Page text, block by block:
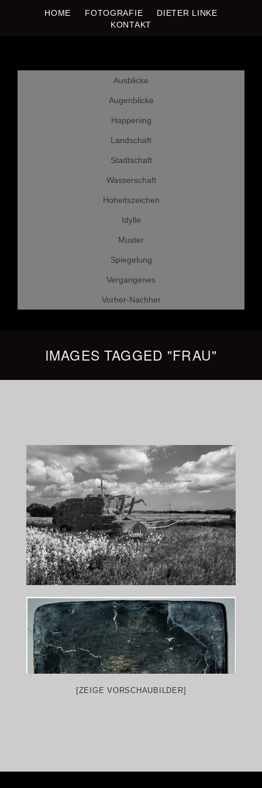
HOME FOTOGRAFIE
DIETER LINKE
KONTAKT
DIETER LINKE
Ausblicke
Augenblicke
Happening
Landschaft
Stadtschaft
Wasserschaft
Hoheitszeichen
Idylle
Muster
Spiegelung
Vergangenes
Vorher-Nachher
IMAGES TAGGED "FRAU"
[ZEIGE VORSCHAUBILDER]